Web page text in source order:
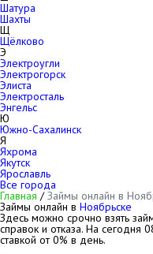
Шатура
Шахты
Щ
Щёлково
Э
Электроугли
Электрогорск
Элиста
Электросталь
Энгельс
Ю
Южно-Сахалинск
Я
Яхрома
Якутск
Ярославль
Все города
Главная /Займы онлайн в
Займы онлайн в Ноябрьске
Здесь можно срочно взять
справок и отказа. На сегодня
ставкой от 0% в день.